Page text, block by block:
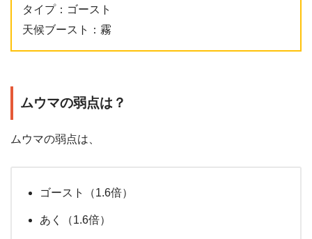
タイプ：ゴースト
天候ブースト：霧
ムウマの弱点は？
ムウマの弱点は、
ゴースト（1.6倍）
あく（1.6倍）